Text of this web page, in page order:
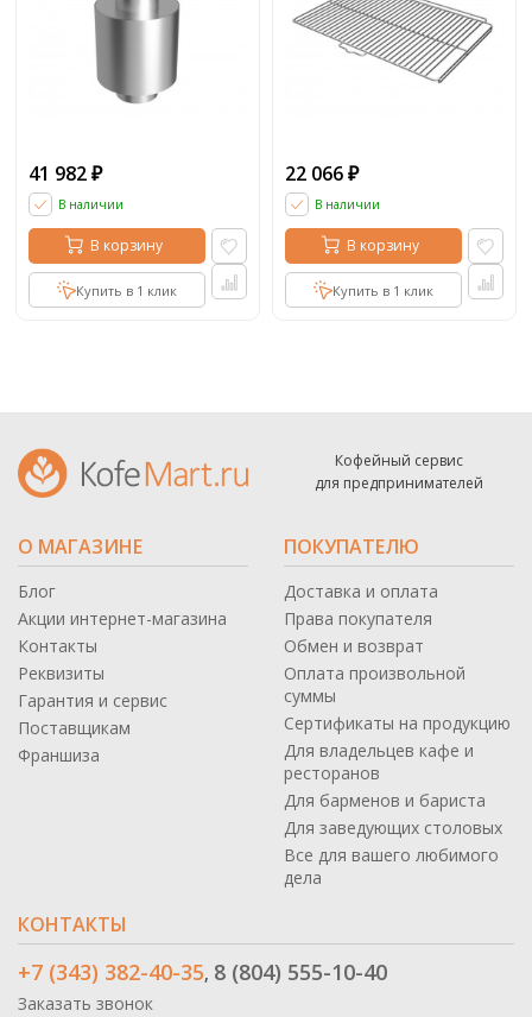
41 982 ₽
В наличии
В корзину
Купить в 1 клик
22 066 ₽
В наличии
В корзину
Купить в 1 клик
Кофейный сервис
для предпринимателей
О МАГАЗИНЕ
Блог
Акции интернет-магазина
Контакты
Реквизиты
Гарантия и сервис
Поставщикам
Франшиза
ПОКУПАТЕЛЮ
Доставка и оплата
Права покупателя
Обмен и возврат
Оплата произвольной
суммы
Сертификаты на продукцию
Для владельцев кафе и
ресторанов
Для барменов и бариста
Для заведующих столовых
Все для вашего любимого
дела
КОНТАКТЫ
+7 (343) 382-40-35, 8 (804) 555-10-40
Заказать звонок